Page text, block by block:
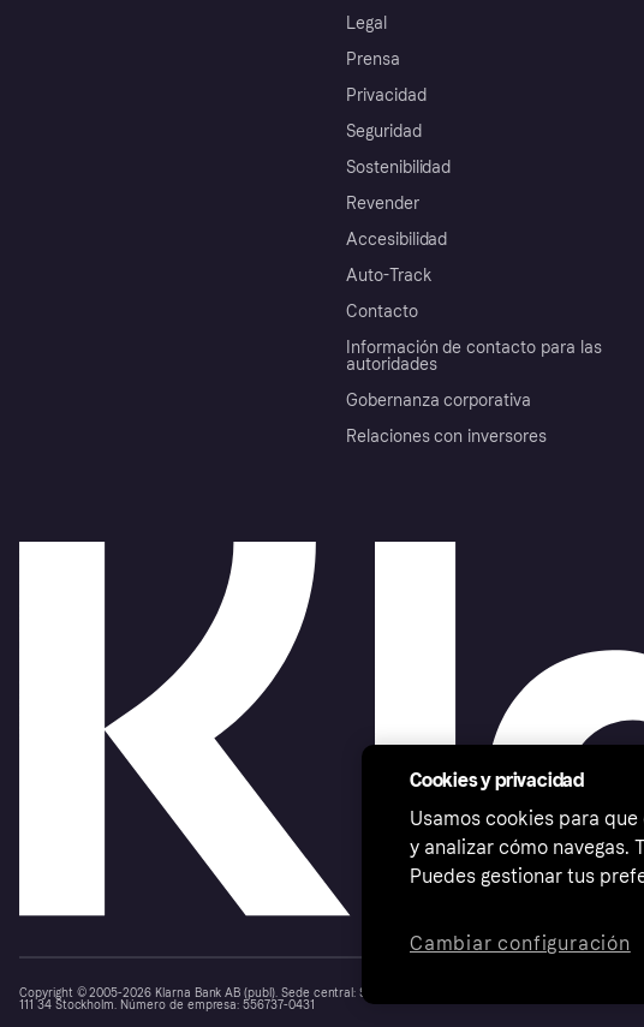
Legal
Prensa
Privacidad
Seguridad
Sostenibilidad
Revender
Accesibilidad
Auto-Track
Contacto
Información de contacto para las
autoridades
Gobernanza corporativa
Relaciones con inversores
Copyright © 2005-2026 Klarna Bank AB (publ). Sede central: Stockholm, Sweden. Todos los derechos
111 34 Stockholm. Número de empresa: 556737-0431
Cookies y privacidad
Usamos cookies para
y analizar cómo
Puedes gestionar tus
Cambiar configuración